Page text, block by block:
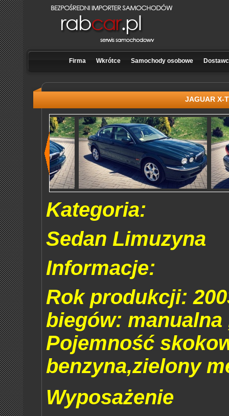
Firma Wkrótce Samochody osobowe
JAGUAR X-
Kategoria:
Sedan Limuzyna
Informacje:
Rok produkcji:
biegów: manualna
Pojemność
benzyna,zielony
Wyposażenie